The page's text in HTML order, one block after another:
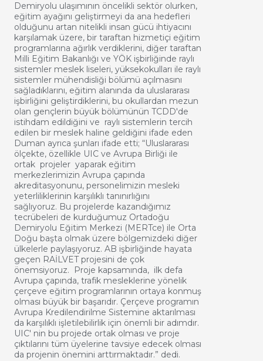
Demiryolu ulaşımının öncelikli sektör olurken,
eğitim ayağını geliştirmeyi da ana hedefleri
olduğunu artan nitelikli insan gücü ihtiyacını
karşılamak üzere, bir taraftan hizmetiçi eğitim
programlarına ağırlık verdiklerini, diğer taraftan
Milli Eğitim Bakanlığı ve YÖK işbirliğinde raylı
sistemler meslek liseleri, yüksekokulları ile raylı
sistemler mühendisliği bölümü açılmasını
sağladıklarını, eğitim alanında da uluslararası
işbirliğini geliştirdiklerini, bu okullardan mezun
olan gençlerin büyük bölümünün TCDD'de
istihdam edildiğini ve raylı sistemlerin tercih
edilen bir meslek haline geldiğini ifade eden
Duman ayrıca şunları ifade etti; “Uluslararası
ölçekte, özellikle UIC ve Avrupa Birliği ile
ortak projeler yaparak eğitim
merkezlerimizin Avrupa çapında
akreditasyonunu, personelimizin mesleki
yeterliliklerinin karşılıklı tanınırlığını
sağlıyoruz. Bu projelerde kazandığımız
tecrübeleri de kurduğumuz Ortadoğu
Demiryolu Eğitim Merkezi (MERTce) ile Orta
Doğu başta olmak üzere bölgemizdeki diğer
ülkelerle paylaşıyoruz. AB işbirliğinde hayata
geçen RAİLVET projesini de çok
önemsiyoruz. Proje kapsamında, ilk defa
Avrupa çapında, trafik mesleklerine yönelik
çerçeve eğitim programlarının ortaya konmuş
olması büyük bir başarıdır. Çerçeve programın
Avrupa Kredilendirilme Sistemine aktarılması
da karşılıklı işletilebilirlik için önemli bir adımdır.
UIC' nin bu projede ortak olması ve proje
çıktılarını tüm üyelerine tavsiye edecek olması
da projenin önemini arttırmaktadır.” dedi.